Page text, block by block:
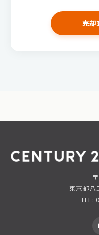
売却
東京都八
TEL: